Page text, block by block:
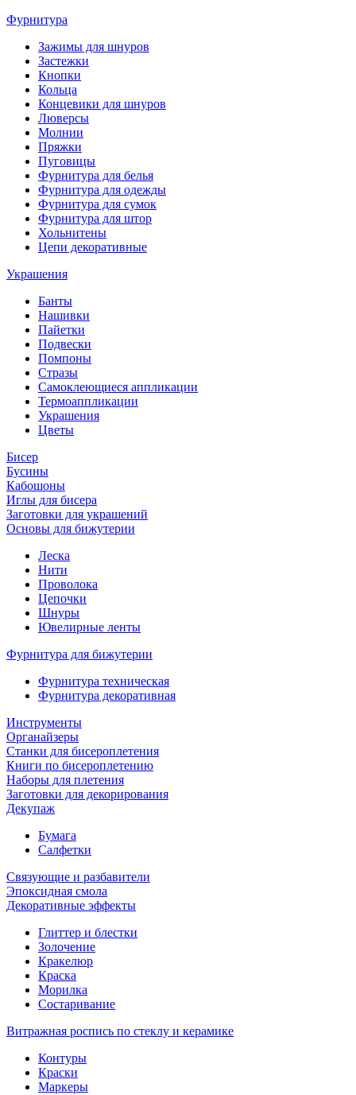
Фурнитура
Зажимы для шнуров
Застежки
Кнопки
Кольца
Концевики для шнуров
Люверсы
Молнии
Пряжки
Пуговицы
Фурнитура для белья
Фурнитура для одежды
Фурнитура для сумок
Фурнитура для штор
Хольнитены
Цепи декоративные
Украшения
Банты
Нашивки
Пайетки
Подвески
Помпоны
Стразы
Самоклеющиеся аппликации
Термоаппликации
Украшения
Цветы
Бисер
Бусины
Кабошоны
Иглы для бисера
Заготовки для украшений
Основы для бижутерии
Леска
Нити
Проволока
Цепочки
Шнуры
Ювелирные ленты
Фурнитура для бижутерии
Фурнитура техническая
Фурнитура декоративная
Инструменты
Органайзеры
Станки для бисероплетения
Книги по бисероплетению
Наборы для плетения
Заготовки для декорирования
Декупаж
Бумага
Салфетки
Связующие и разбавители
Эпоксидная смола
Декоративные эффекты
Глиттер и блестки
Золочение
Кракелюр
Краска
Морилка
Состаривание
Витражная роспись по стеклу и керамике
Контуры
Краски
Маркеры